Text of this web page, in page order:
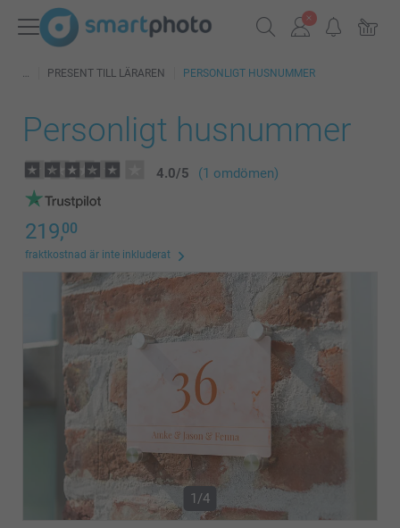
PRESENT TILL LÄRAREN PERSONLIGT HUSNUMMER
Personligt husnummer
4.0/5 (1 omdömen)
219,00
fraktkostnad är inte inkluderat
1/4